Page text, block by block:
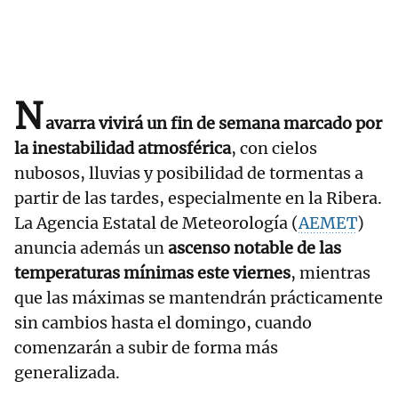
Navarra vivirá un fin de semana marcado por
la inestabilidad atmosférica, con cielos
nubosos, lluvias y posibilidad de tormentas a
partir de las tardes, especialmente en la Ribera.
La Agencia Estatal de Meteorología (AEMET)
anuncia además unascenso notable de las
temperaturas mínimas este viernes, mientras
que las máximas se mantendrán prácticamente
sin cambios hasta el domingo, cuando
comenzarán a subir de forma más
generalizada.